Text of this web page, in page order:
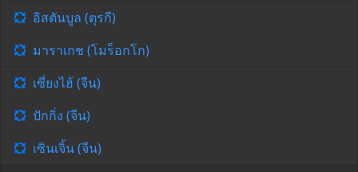
อิสตันบูล (ตุรกี)
มาราเกช (โมร็อกโก)
เซี่ยงไฮ้ (จีน)
ปักกิ่ง (จีน)
เซินเจิ้น (จีน)